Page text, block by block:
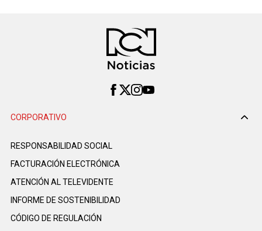
CORPORATIVO
RESPONSABILIDAD SOCIAL
FACTURACIÓN ELECTRÓNICA
ATENCIÓN AL TELEVIDENTE
INFORME DE SOSTENIBILIDAD
CÓDIGO DE REGULACIÓN